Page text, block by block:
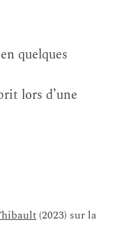
quelques
lors d’une
(2023) sur la